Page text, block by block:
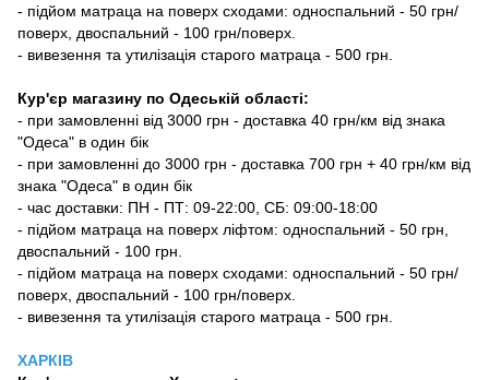
- підйом матраца на поверх сходами: односпальний - 50 грн/
поверх, двоспальний - 100 грн/поверх.
- вивезення та утилізація старого матраца - 500 грн.
Кур'єр магазину по Одеській області:
- при замовленні від 3000 грн - доставка 40 грн/км від знака
"Одеса" в один бік
- при замовленні до 3000 грн - доставка 700 грн + 40 грн/км від
знака "Одеса" в один бік
- час доставки: ПН - ПТ: 09-22:00, СБ: 09:00-18:00
- підйом матраца на поверх ліфтом: односпальний - 50 грн,
двоспальний - 100 грн.
- підйом матраца на поверх сходами: односпальний - 50 грн/
поверх, двоспальний - 100 грн/поверх.
- вивезення та утилізація старого матраца - 500 грн.
ХАРКІВ